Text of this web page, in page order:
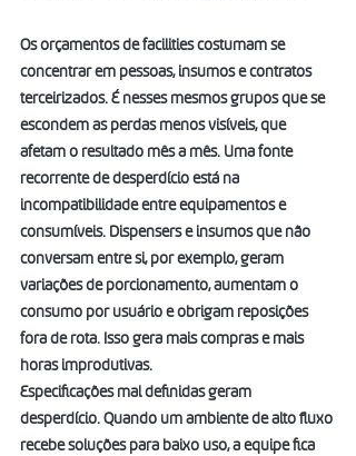
Os orçamentos de facilities costumam se
concentrar em pessoas, insumos e contratos
terceirizados. É nesses mesmos grupos que se
escondem as perdas menos visíveis, que
afetam o resultado mês a mês. Uma fonte
recorrente de desperdício está na
incompatibilidade entre equipamentos e
consumíveis. Dispensers e insumos que não
conversam entre si, por exemplo, geram
variações de porcionamento, aumentam o
consumo por usuário e obrigam reposições
fora de rota. Isso gera mais compras e mais
horas improdutivas.
Especificações mal definidas geram
desperdício. Quando um ambiente de alto fluxo
recebe soluções para baixo uso, a equipe fica